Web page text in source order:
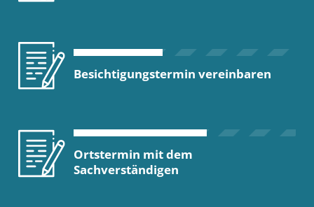
Besichtigungstermin vereinbaren
Ortstermin mit dem
Sachverständigen